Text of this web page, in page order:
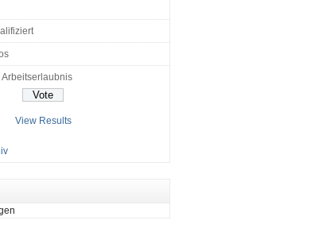
Arbeitserlaubnis
View Results